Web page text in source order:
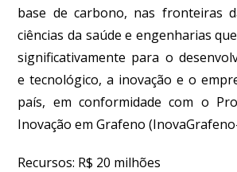
base de carbono, nas fronteiras
ciências da saúde e engenharias
significativamente para o
e tecnológico, a inovação e o
país, em conformidade com o
Inovação em Grafeno
Recursos: R$ 20 milhões